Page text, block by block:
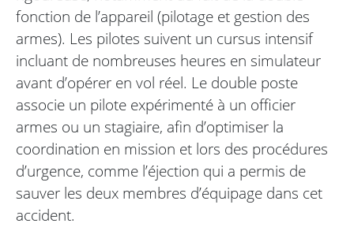
fonction de l’appareil (pilotage et gestion des
armes). Les pilotes suivent un cursus intensif
incluant de nombreuses heures en simulateur
avant d’opérer en vol réel. Le double poste
associe un pilote expérimenté à un officier
armes ou un stagiaire, afin d’optimiser la
coordination en mission et lors des procédures
d’urgence, comme l’éjection qui a permis de
sauver les deux membres d’équipage dans cet
accident.